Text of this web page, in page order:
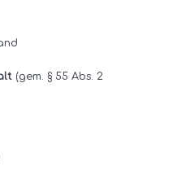
(gem. § 55 Abs. 2